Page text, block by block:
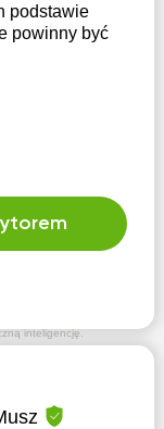
inteligencję.
podstawie
powinny być